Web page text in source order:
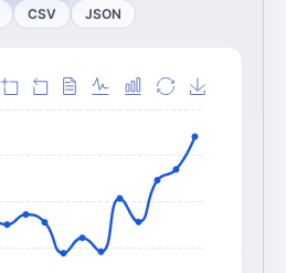
CSV JSON